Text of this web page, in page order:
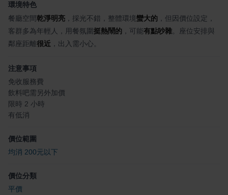
環境特色
餐廳空間乾淨明亮 ，採光不錯，整體環境蠻大的 ，但因價位設定，
客群多為年輕人，用餐氛圍挺熱鬧的 ，可能有點吵雜 。座位安排與
鄰座距離很近 ，出入需小心。
注意事項
免收服務費
飲料吧需另外加價
限時 2 小時
有低消
價位範圍
均消 200元以下
價位分類
平價